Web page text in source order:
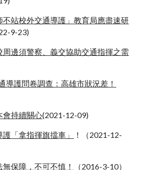
不站校外交通導護」教育局應盡速研
9-23)
周邊須警察、義交協助交通指揮之需
導護問卷調查：高雄市狀況差！
會持續關心(2021-12-09)
「拿指揮旗擋車」
！（2021-12-
無保障，不可不慎！ （2016-3-10）